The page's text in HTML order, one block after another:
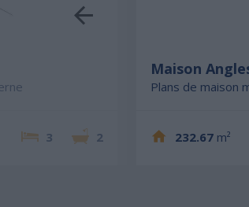
3 2
Maison
Plans de maison
232.67 m²